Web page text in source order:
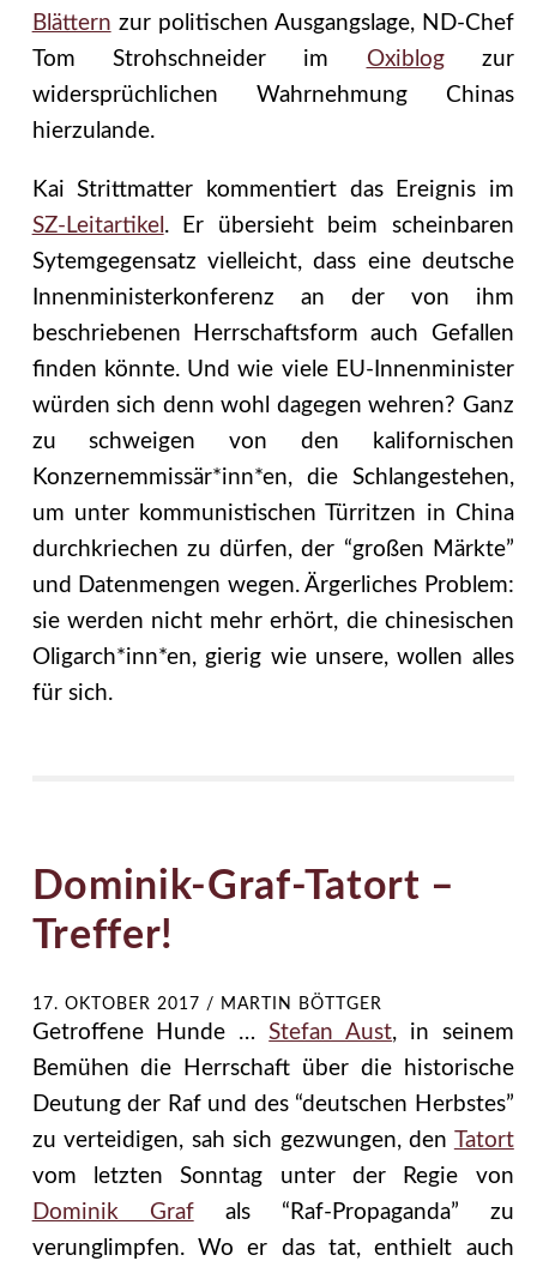
Blättern zur politischen Ausgangslage, ND-Chef
Tom Strohschneider im Oxiblogzur
widersprüchlichen Wahrnehmung Chinas
hierzulande.
Kai Strittmatter kommentiert das Ereignis im
SZ-Leitartikel . Er übersieht beim scheinbaren
Sytemgegensatz vielleicht, dass eine deutsche
Innenministerkonferenz an der von ihm
beschriebenen Herrschaftsform auch Gefallen
finden könnte. Und wie viele EU-Innenminister
würden sich denn wohl dagegen wehren? Ganz
zu schweigen von den kalifornischen
Konzernemmissär*inn*en, die Schlangestehen,
um unter kommunistischen Türritzen in China
durchkriechen zu dürfen, der “großen Märkte”
und Datenmengen wegen. Ärgerliches Problem:
sie werden nicht mehr erhört, die chinesischen
Oligarch*inn*en, gierig wie unsere, wollen alles
für sich.
Dominik-Graf-Tatort –
Treffer!
17. OKTOBER 2017 / MARTIN BÖTTGER
Getroffene Hunde …Stefan Aust, in seinem
Bemühen die Herrschaft über die historische
Deutung der Raf und des “deutschen Herbstes”
zu verteidigen, sah sich gezwungen, den Tatort
vom letzten Sonntag unter der Regie von
Dominik Grafals “Raf-Propaganda” zu
verunglimpfen. Wo er das tat, enthielt auch